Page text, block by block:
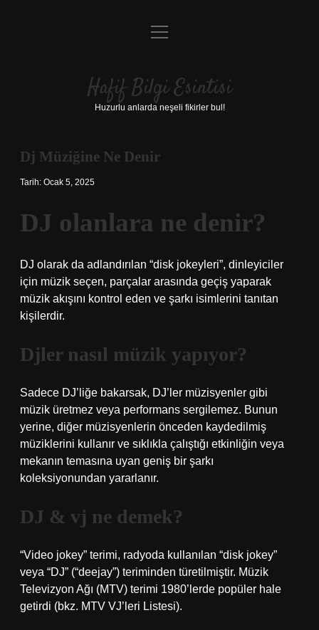
Anasayfa
Yasal Uyarı
menüyü
Hafif Bilgi Esintisi
Huzurlu anlarda neşeli fikirler bul!
Dj Müziğine Ne Denir
Tarih: Ocak 5, 2025
DJ olanlara ne denir?
DJ olarak da adlandırılan “disk jokeyleri”, dinleyiciler
için müzik seçen, parçalar arasında geçiş yaparak
müzik akışını kontrol eden ve şarkı isimlerini tanıtan
kişilerdir.
Djler nasıl müzik yapıyor?
Sadece DJ’liğe bakarsak, DJ’ler müzisyenler gibi
müzik üretmez veya performans sergilemez. Bunun
yerine, diğer müzisyenlerin önceden kaydedilmiş
müziklerini kullanır ve sıklıkla çalıştığı etkinliğin veya
mekanın temasına uyan geniş bir şarkı
koleksiyonundan yararlanır.
DJ & vj ne demek?
“Video jokey” terimi, radyoda kullanılan “disk jokey”
veya “DJ” (“deejay”) teriminden türetilmiştir. Müzik
Televizyon Ağı (MTV) terimi 1980’lerde popüler hale
getirdi (bkz. MTV VJ’leri Listesi).